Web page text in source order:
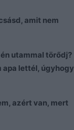
amit nem
utammal törődj?
apa lettél, úgyhogy
azért van, mert